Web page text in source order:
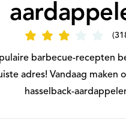
'
BBQ-
ossenhaas
met
salsa
verde
barbecue-recepten
adres! Vandaag maken
hasselback-